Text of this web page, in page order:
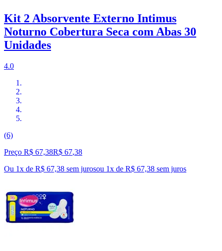
Kit 2 Absorvente Externo Intimus
Noturno Cobertura Seca com Abas 30
Unidades
4.0
(6)
Preço R$ 67,38R$ 67,38
Ou 1x de R$ 67,38 sem jurosou 1x de R$ 67,38 sem juros